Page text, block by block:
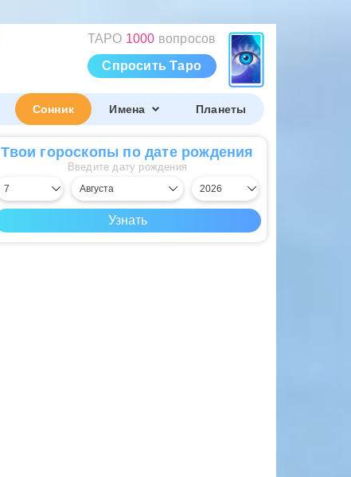
ТАРО 1000 вопросов
Спросить Таро
Сонник Имена Планеты
Твои гороскопы по дате рождения
Введите дату рождения